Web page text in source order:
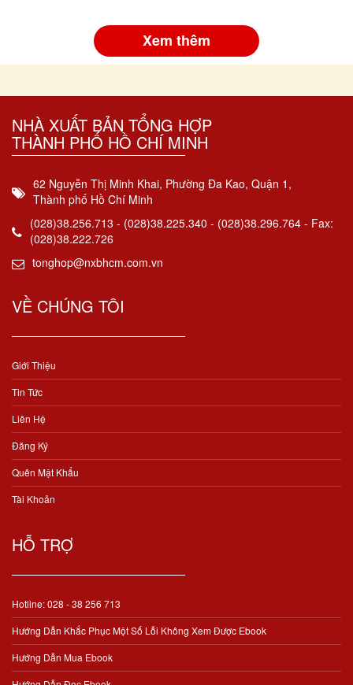
Xem thêm
NHÀ XUẤT BẢN TỔNG HỢP
THÀNH PHỐ HỒ CHÍ MINH
62 Nguyễn Thị Minh Khai, Phường Đa Kao, Quận 1,
Thành phố Hồ Chí Minh
(028)38.256.713 - (028)38.225.340 - (028)38.296.764 - Fax:
(028)38.222.726
tonghop@nxbhcm.com.vn
VỀ CHÚNG TÔI
Giới Thiệu
Tin Tức
Liên Hệ
Đăng Ký
Quên Mật Khẩu
Tài Khoản
HỖ TRỢ
Hotline: 028 - 38 256 713
Hướng Dẫn Khắc Phục Một Số Lỗi Không Xem Được Ebook
Hướng Dẫn Mua Ebook